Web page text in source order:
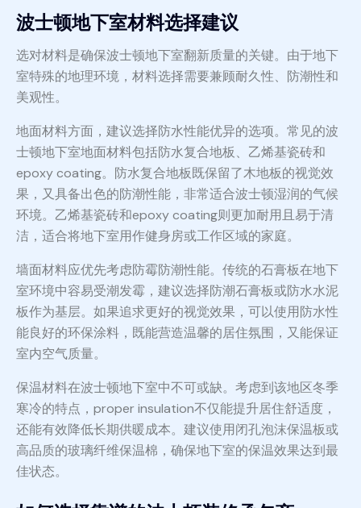
波士顿地下室材料选择建议
选对材料是确保波士顿地下室翻新质量的关键。由于地下
室特殊的地理环境，材料选择需要兼顾耐久性、防潮性和
美观性。
地面材料方面，建议选择防水性能优异的选项。常见的波
士顿地下室地面材料包括防水复合地板、乙烯基瓷砖和
epoxy coating。防水复合地板既保留了木地板的视觉效
果，又具备出色的防潮性能，非常适合波士顿湿润的气候
环境。乙烯基瓷砖和epoxy coating则更加耐用且易于清
洁，适合将地下室用作健身房或工作区域的家庭。
墙面材料应优先考虑防霉防潮性能。传统的石膏板在地下
室环境中容易受潮发霉，建议选择防潮石膏板或防水水泥
板作为基层。如果追求更好的视觉效果，可以使用防水性
能良好的环保涂料，既能营造温馨的居住氛围，又能保证
室内空气质量。
保温材料在波士顿地下室中不可或缺。考虑到该地区冬季
寒冷的特点，proper insulation不仅能提升居住舒适度，
还能有效降低长期供暖成本。建议使用闭孔泡沫保温板或
高品质的玻璃纤维保温棉，确保地下室的保温效果达到最
佳状态。